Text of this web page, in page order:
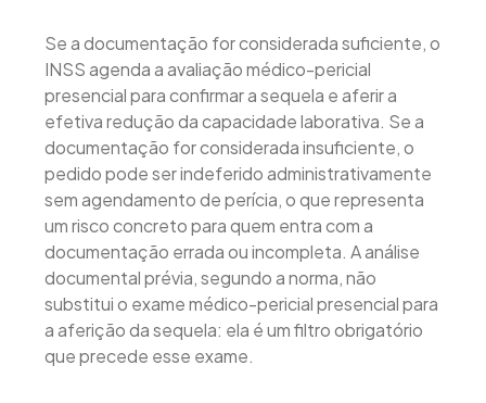
Se a documentação for considerada suficiente, o
INSS agenda a avaliação médico-pericial
presencial para confirmar a sequela e aferir a
efetiva redução da capacidade laborativa. Se a
documentação for considerada insuficiente, o
pedido pode ser indeferido administrativamente
sem agendamento de perícia, o que representa
um risco concreto para quem entra com a
documentação errada ou incompleta. A análise
documental prévia, segundo a norma, não
substitui o exame médico-pericial presencial para
a aferição da sequela: ela é um filtro obrigatório
que precede esse exame.